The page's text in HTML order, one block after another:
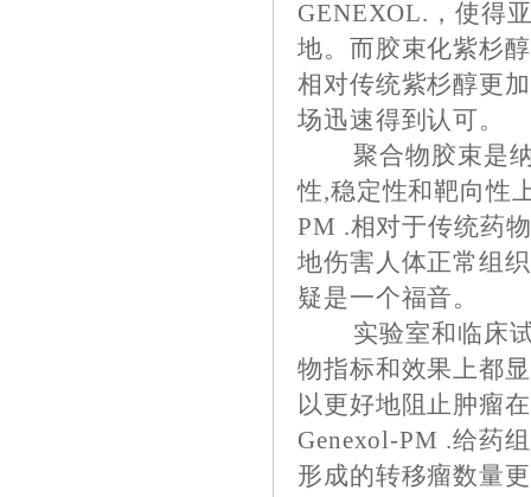
GENEXOL.，使得
地。而胶束化紫杉
相对传统紫杉醇更
场迅速得到认可。
聚合物胶束是纳
性,稳定性和靶向性
PM .相对于传统药
地伤害人体正常组
疑是一个福音。
实验室和临床试
物指标和效果上都
以更好地阻止肿瘤
Genexol-PM .给药
形成的转移瘤数量